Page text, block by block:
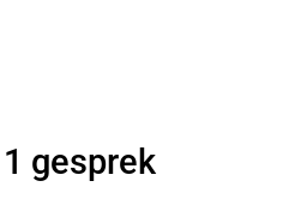
gesprek